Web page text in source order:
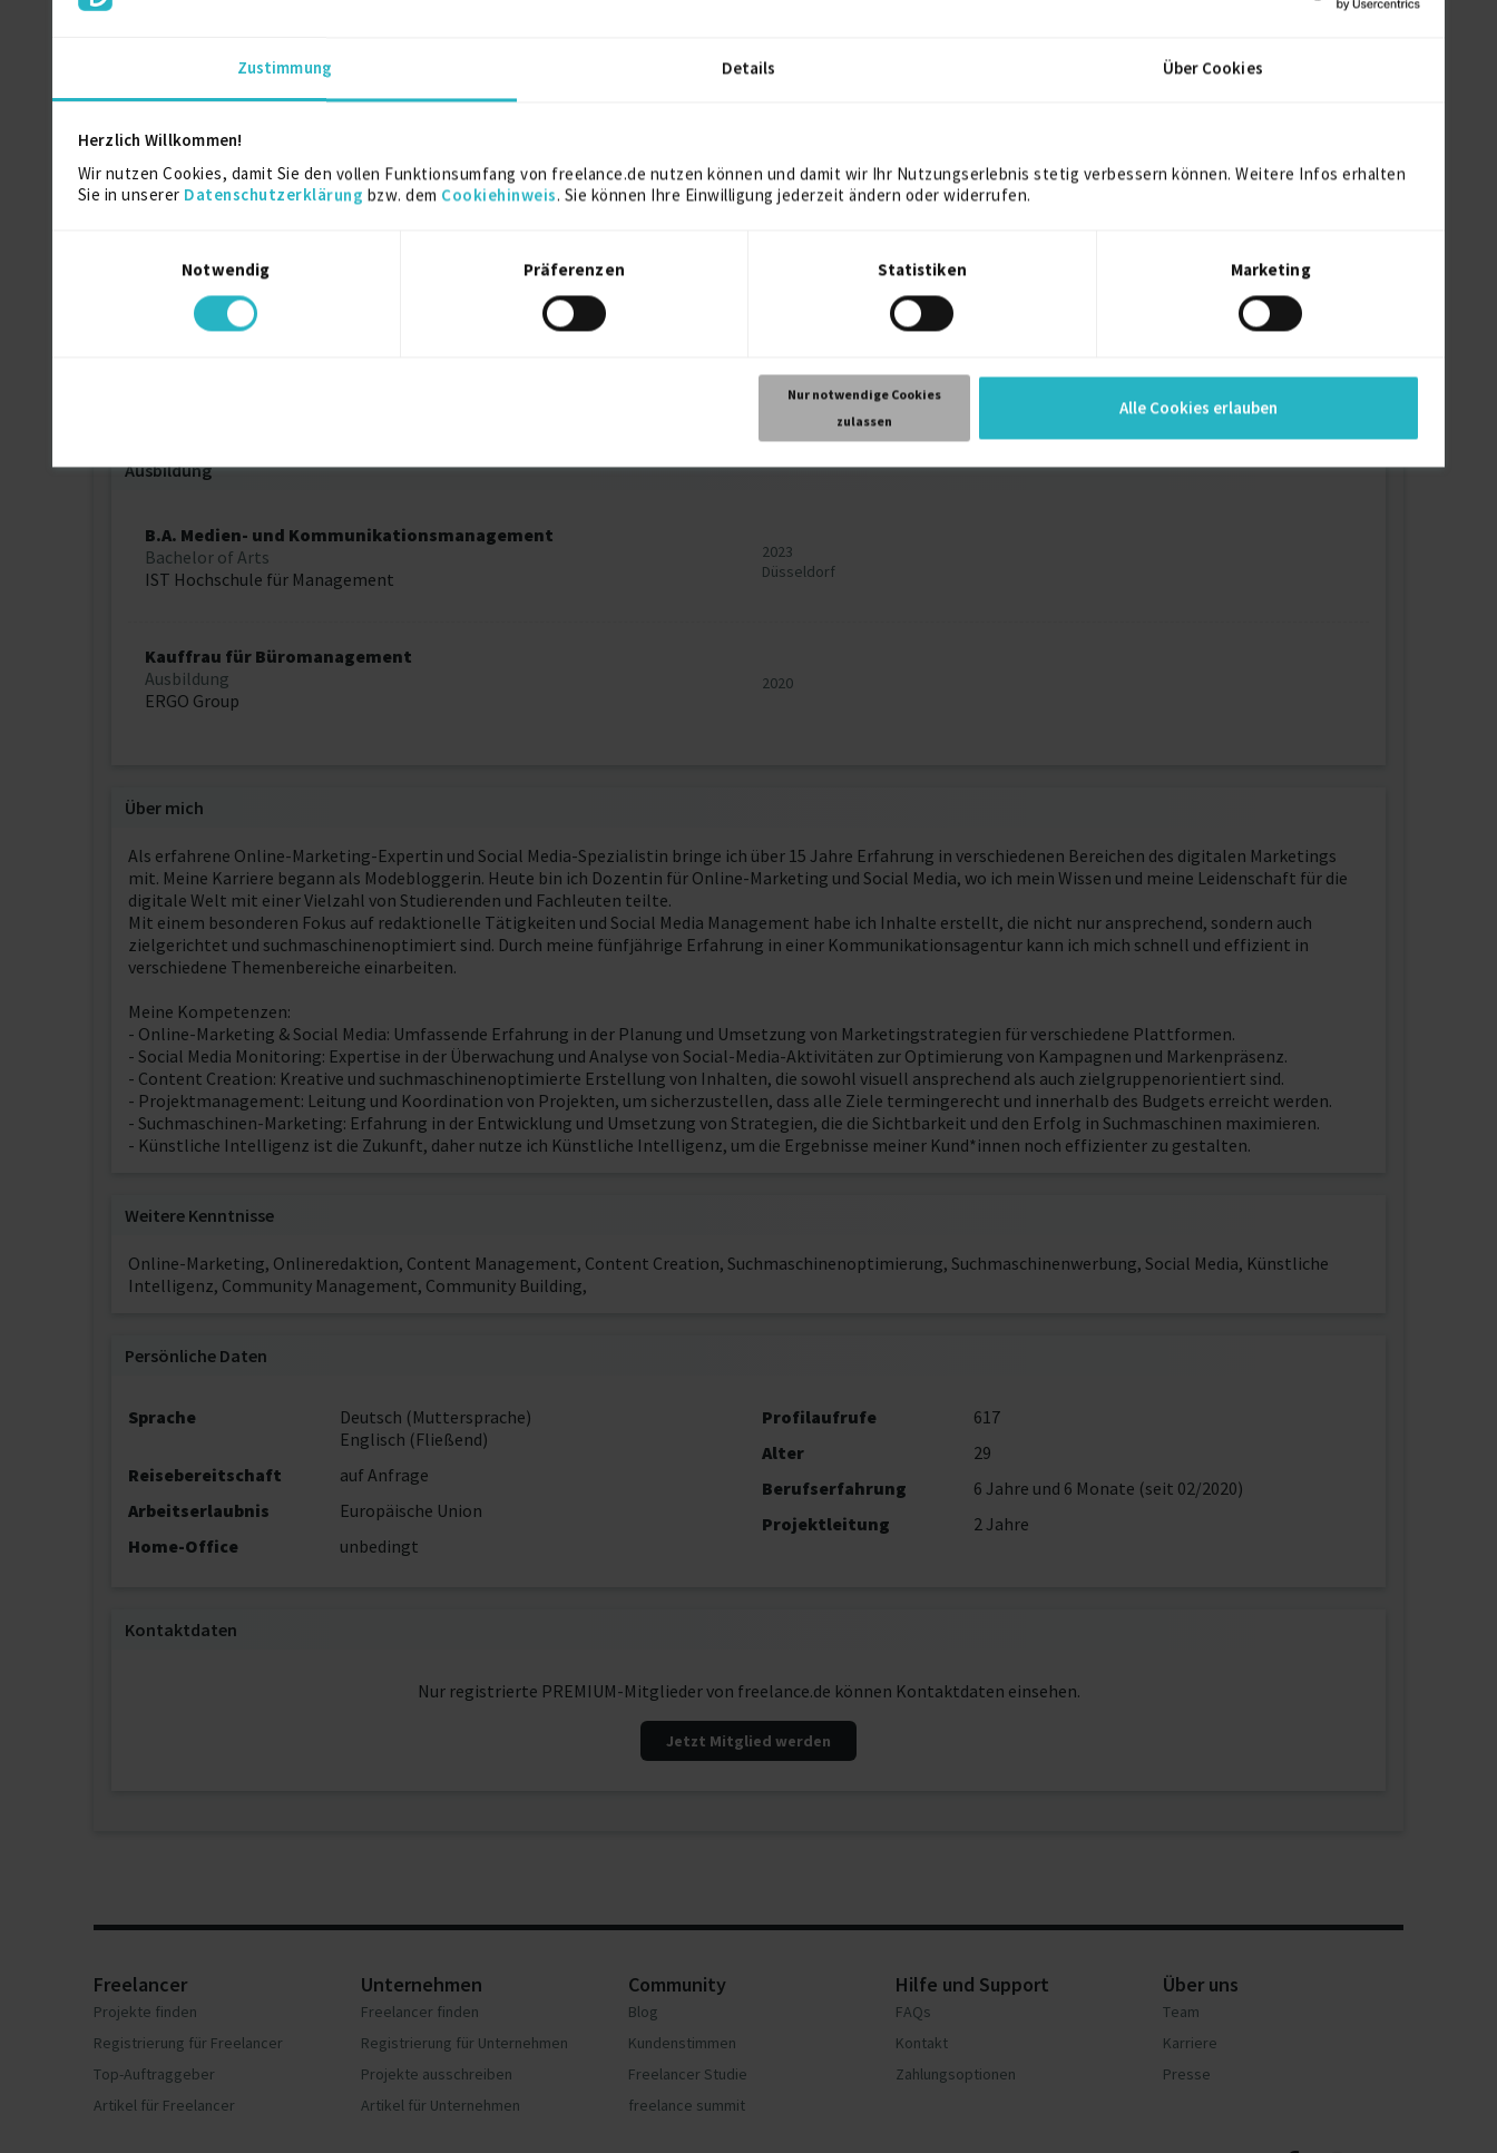
Zustimmung Details Über Cookies
Herzlich Willkommen!
Wir nutzen Cookies, damit Sie den vollen Funktionsumfang von freelance.de nutzen können und damit wir Ihr Nutzungserlebnis stetig verbessern können. Weitere Infos erhalten
Sie in unserer Datenschutzerklärung bzw. dem Cookiehinweis. Sie können Ihre Einwilligung jederzeit ändern oder widerrufen.
Notwendig
Präferenzen Statistiken Marketing
Nur notwendige Cookies
zulassen
Alle Cookies erlauben
Zertifikate
SEO-SEA-Analytics-Manager
Ausbildung
B.A. Medien- und Kommunikationsmanagement
Bachelor of Arts
IST Hochschule für Management
2023
Düsseldorf
Kauffrau für Büromanagement
Ausbildung
ERGO Group
2020
Über mich
Als erfahrene Online-Marketing-Expertin und Social Media-Spezialistin bringe ich über 15 Jahre Erfahrung in verschiedenen Bereichen des digitalen Marketings
mit. Meine Karriere begann als Modebloggerin. Heute bin ich Dozentin für Online-Marketing und Social Media, wo ich mein Wissen und meine Leidenschaft für die
digitale Welt mit einer Vielzahl von Studierenden und Fachleuten teilte.
Mit einem besonderen Fokus auf redaktionelle Tätigkeiten und Social Media Management habe ich Inhalte erstellt, die nicht nur ansprechend, sondern auch
zielgerichtet und suchmaschinenoptimiert sind. Durch meine fünfjährige Erfahrung in einer Kommunikationsagentur kann ich mich schnell und effizient in
verschiedene Themenbereiche einarbeiten.
Meine Kompetenzen:
- Online-Marketing & Social Media: Umfassende Erfahrung in der Planung und Umsetzung von Marketingstrategien für verschiedene Plattformen.
- Social Media Monitoring: Expertise in der Überwachung und Analyse von Social-Media-Aktivitäten zur Optimierung von Kampagnen und Markenpräsenz.
- Content Creation: Kreative und suchmaschinenoptimierte Erstellung von Inhalten, die sowohl visuell ansprechend als auch zielgruppenorientiert sind.
- Projektmanagement: Leitung und Koordination von Projekten, um sicherzustellen, dass alle Ziele termingerecht und innerhalb des Budgets erreicht werden.
- Suchmaschinen-Marketing: Erfahrung in der Entwicklung und Umsetzung von Strategien, die die Sichtbarkeit und den Erfolg in Suchmaschinen maximieren.
- Künstliche Intelligenz ist die Zukunft, daher nutze ich Künstliche Intelligenz, um die Ergebnisse meiner Kund*innen noch effizienter zu gestalten.
Weitere Kenntnisse
Online-Marketing, Onlineredaktion, Content Management, Content Creation, Suchmaschinenoptimierung, Suchmaschinenwerbung, Social Media, Künstliche
Intelligenz, Community Management, Community Building,
Persönliche Daten
Sprache
Deutsch (Muttersprache)
Englisch (Fließend)
Reisebereitschaft
auf Anfrage
Arbeitserlaubnis
Europäische Union
Home-Office
unbedingt
Profilaufrufe
617
Alter
29
Berufserfahrung
6 Jahre und 6 Monate (seit 02/2020)
Projektleitung
2 Jahre
Kontaktdaten
Nur registrierte PREMIUM-Mitglieder von freelance.de können Kontaktdaten einsehen.
Jetzt Mitglied werden
Freelancer
Projekte finden
Registrierung für Freelancer
Top-Auftraggeber
Artikel für Freelancer
Unternehmen
Freelancer finden
Registrierung für Unternehmen
Projekte ausschreiben
Artikel für Unternehmen
Community
Blog
Kundenstimmen
Freelancer Studie
freelance summit
Hilfe und Support
FAQs
Kontakt
Zahlungsoptionen
Über uns
Team
Karriere
Presse